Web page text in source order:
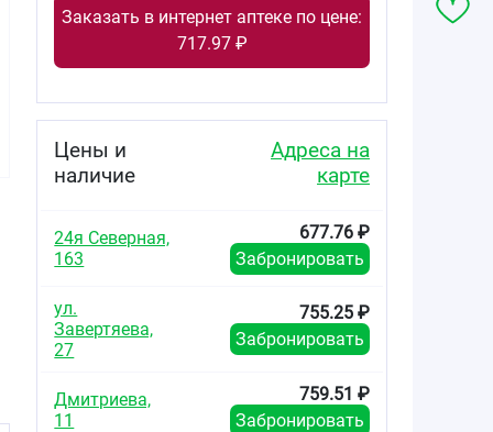
от488.88₽
применения
Заказать в интернет аптеке по цене:
717.97 ₽
Цены и
наличие
Адреса на
карте
24я Северная,
163
677.76 ₽
Забронировать
ул.
Завертяева,
27
755.25 ₽
Забронировать
Дмитриева,
11
759.51 ₽
Забронировать